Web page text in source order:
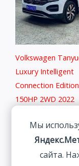
Volkswagen
Luxury Intelligent
Connection
150HP 2WD 2022
Мы
сайта.